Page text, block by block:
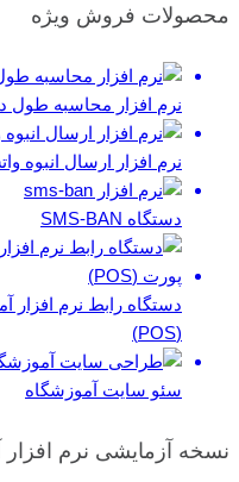
محصولات فروش ویژه
نرم افزار محاسبه طول
نرم افزار ارسال انبوه
دستگاه SMS-BAN
دستگاه رابط نرم افزار
(POS)
سئو سایت آموزشگاه
نسخه آزمایشی نرم افزار